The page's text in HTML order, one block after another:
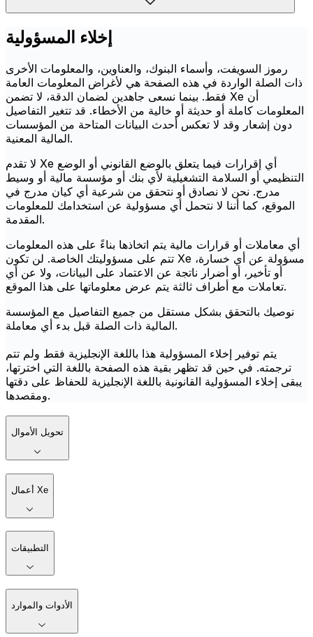
إخلاء المسؤولية
رموز السويفت، وأسماء البنوك، والعناوين، والمعلومات الأخرى
ذات الصلة الواردة في هذه الصفحة هي لأغراض المعلومات العامة
فقط. بينما نسعى جاهدين لضمان الدقة، لا تضمن Xe أن
المعلومات كاملة أو حديثة أو خالية من الأخطاء. قد تتغير التفاصيل
دون إشعار وقد لا تعكس أحدث البيانات المتاحة من المؤسسات
المالية المعنية.
لا تقدم Xe أي إقرارات فيما يتعلق بالوضع القانوني أو الوضع
التنظيمي أو السلامة التشغيلية لأي بنك أو مؤسسة مالية أو وسيط
مدرج. نحن لا نصادق أو نتحقق من شرعية أي كيان مدرج في
الموقع، كما أننا لا نتحمل أي مسؤولية عن استخدامك للمعلومات
المقدمة.
أي معاملات أو قرارات مالية يتم اتخاذها بناءً على هذه المعلومات
تتم على مسؤوليتك الخاصة. لن تكون Xe مسؤولة عن أي خسارة،
أو تأخير، أو أضرار ناتجة عن الاعتماد على البيانات، ولا عن أي
تعاملات مع أطراف ثالثة يتم عرض معلوماتها على هذا الموقع.
نوصيك بالتحقق بشكل مستقل من جميع التفاصيل مع المؤسسة
المالية ذات الصلة قبل بدء أي معاملة.
يتم توفير إخلاء المسؤولية هذا باللغة الإنجليزية فقط ولم تتم
ترجمته. في حين قد تظهر بقية هذه الصفحة باللغة التي اخترتها،
يبقى إخلاء المسؤولية القانونية باللغة الإنجليزية للحفاظ على دقتها
ومقصدها.
تحويل الأموال
أعمال Xe
التطبيقات
الأدوات والموارد